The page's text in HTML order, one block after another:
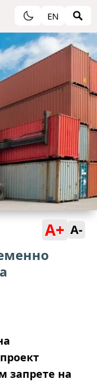
EN
A+ A-
запрете на